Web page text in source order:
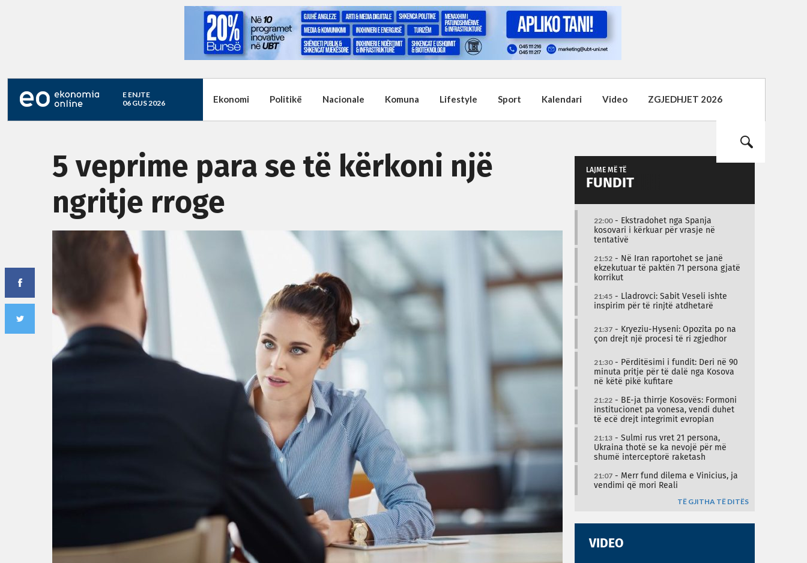
E ENJTE
06 GUS 2026
Ekonomi Politikë Nacionale Komuna Lifestyle Sport Kalendari Video ZGJEDHJET 2026
5 veprime para se të kërkoni një
ngritje rroge
LAJME MË TË
FUNDIT
22:00- Ekstradohet nga Spanja
kosovari i kërkuar për vrasje në
tentativë
21:52 - Në Iran raportohet se janë
ekzekutuar të paktën 71 persona gjatë
korrikut
21:45 - Lladrovci: Sabit Veseli ishte
inspirim për të rinjtë atdhetarë
21:37 - Kryeziu-Hyseni: Opozita po na
çon drejt një procesi të ri zgjedhor
21:30- Përditësimi i fundit: Deri në 90
minuta pritje për të dalë nga Kosova
në këtë pikë kufitare
21:22 - BE-ja thirrje Kosovës: Formoni
institucionet pa vonesa, vendi duhet
të ecë drejt integrimit evropian
21:13 - Sulmi rus vret 21 persona,
Ukraina thotë se ka nevojë për më
shumë interceptorë raketash
21:07 - Merr fund dilema e Vinicius, ja
vendimi që mori Reali
TË GJITHA TË DITËS
VIDEO